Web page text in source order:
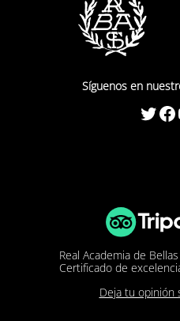
En mayo de 2019
discográfico con el sello
de Haydn, Brahms y Raquel
En 2023, también con
Brahms y Octavi Rumbau,
por el prestigioso luthier
Síguenos en
Twitter Facebook
Real Academia de
Certificado de
Deja tu opinión